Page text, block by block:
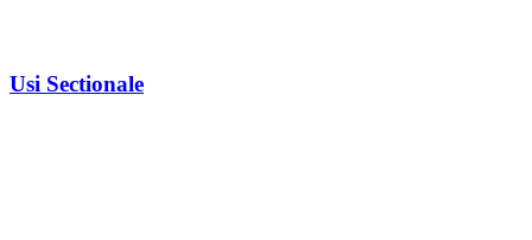
Usi Sectionale